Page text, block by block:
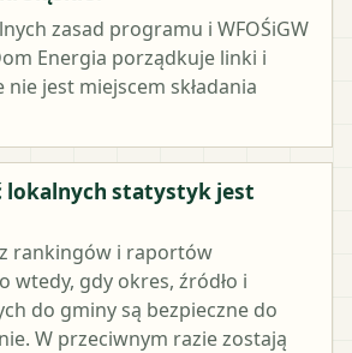
zasad programu i WFOŚiGW
Energia porządkuje linki i
jest miejscem składania
lokalnych statystyk jest
z rankingów i raportów
wtedy, gdy okres, źródło i
do gminy są bezpieczne do
W przeciwnym razie zostają